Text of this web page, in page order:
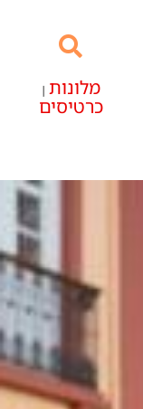
מלונות|
כרטיסים